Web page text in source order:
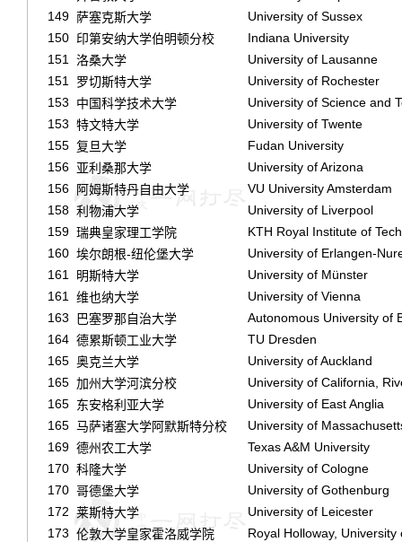
149 萨塞克斯大学
University of Sussex
150 印第安纳大学伯明顿分校
Indiana University
151
洛桑大学
University of Lausanne
151
罗切斯特大学
University of Rochester
153
中国科学技术大学
University of Science and
153 特文特大学
University of Twente
155 复旦大学
Fudan University
156 亚利桑那大学
University of Arizona
156 阿姆斯特丹自由大学
VU University Amsterdam
158 利物浦大学
University of Liverpool
159 瑞典皇家理工学院
KTH Royal Institute of
160 埃尔朗根-纽伦堡大学
University of Erlangen-
161
明斯特大学
University of Münster
161
维也纳大学
University of Vienna
163
巴塞罗那自治大学
Autonomous University of
164 德累斯顿工业大学
TU Dresden
165 奥克兰大学
University of Auckland
165 加州大学河滨分校
University of California,
165 东安格利亚大学
University of East Anglia
165 马萨诸塞大学阿默斯特分校
University of
169 德州农工大学
Texas A&M University
170 科隆大学
University of Cologne
170 哥德堡大学
University of Gothenburg
172 莱斯特大学
University of Leicester
173 伦敦大学皇家霍洛威学院
Royal Holloway, University